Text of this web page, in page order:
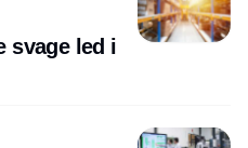
svage led i